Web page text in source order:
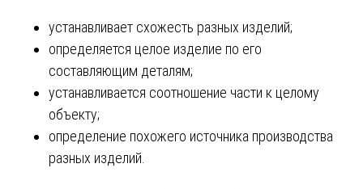
устанавливает схожесть разных изделий;
определяется целое изделие по его
составляющим деталям;
устанавливается соотношение части к целому
объекту;
определение похожего источника производства
разных изделий.